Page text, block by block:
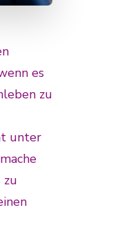
es
zu
unter
zu